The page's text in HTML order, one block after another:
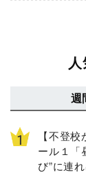
週
【不登
ール１「
び”に連